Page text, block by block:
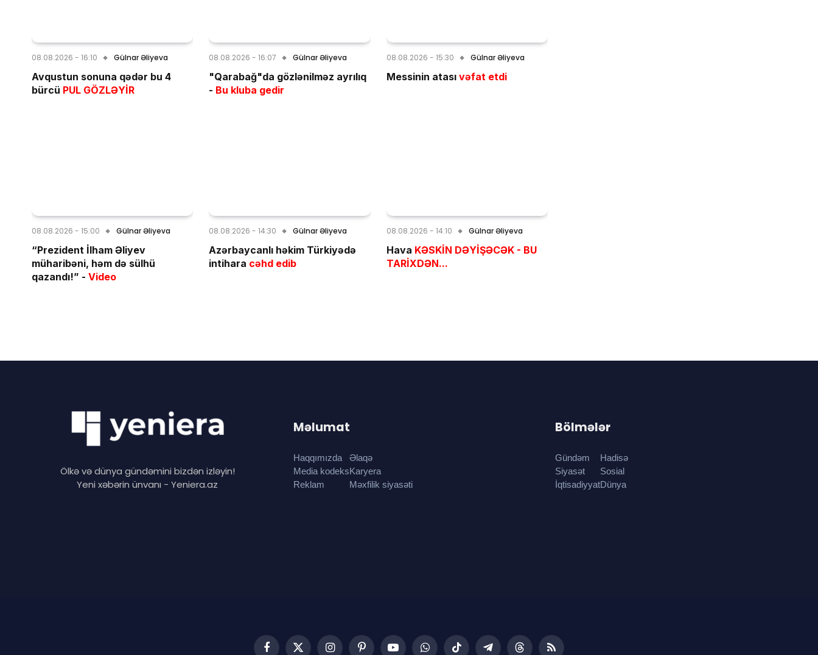
08.08.2026 - 16:10 Gülnar Əliyeva
Avqustun sonuna qədər bu 4
bürcü PUL GÖZLƏYİR
08.08.2026 - 16:07 Gülnar Əliyeva
"Qarabağ"da gözlənilməz ayrılıq
- Bu kluba gedir
08.08.2026 - 15:30 Gülnar Əliyeva
Messinin atası vəfat etdi
08.08.2026 - 15:00 Gülnar Əliyeva
“Prezident İlham Əliyev
müharibəni, həm də sülhü
qazandı!” - Video
08.08.2026 - 14:30 Gülnar Əliyeva
Azərbaycanlı həkim Türkiyədə
intihara cəhd edib
08.08.2026 - 14:10 Gülnar Əliyeva
Hava KƏSKİN DƏYİŞƏCƏK - BU
TARİXDƏN...
Ölkə və dünya gündəmini bizdən izləyin!
Yeni xəbərin ünvanı - Yeniera.az
Məlumat
Haqqımızda
Media kodeks
Reklam
Əlaqə
Karyera
Məxfilik siyasəti
Bölmələr
Gündəm
Siyasət
İqtisadiyyat
Hadisə
Sosial
Dünya
Facebook
X InstagramPinterestYouTubeWhatsAppTikTok TelegramThreadsRSS